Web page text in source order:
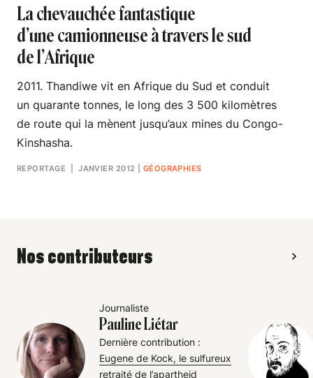
La chevauchée fantastique
d’une camionneuse à travers le sud
de l’Afrique
2011. Thandiwe vit en Afrique du Sud et conduit
un quarante tonnes, le long des 3 500 kilomètres
de route qui la mènent jusqu’aux mines du Congo-
Kinshasha.
REPORTAGE | JANVIER 2012 GÉOGRAPHIES
Nos contributeurs
Journaliste
Pauline Liétar
Dernière contribution :
Eugene de Kock, le sulfureux
retraité de l’apartheid